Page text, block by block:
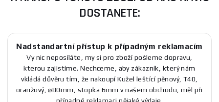
DOSTANETE:
Nadstandartní přístup k případným reklamacím
Vy nic neposíláte, my si pro zboží pošleme dopravu,
kterou zajistíme. Nechceme, aby zákazník, který nám
vkládá důvěru tím, že nakoupí Kužel leštící pěnový, T40,
oranžový, ⌀80mm, stopka 6mm v našem obchodu, měl při